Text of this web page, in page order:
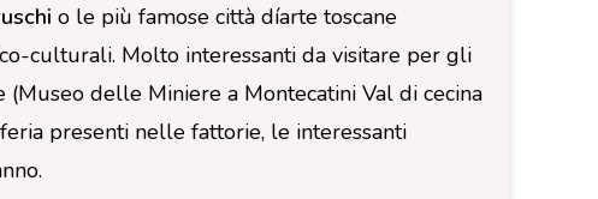
o le più famose città díarte toscane
culturali. Molto interessanti da visitare per gli
delle Miniere a Montecatini Val di cecina
presenti nelle fattorie, le interessanti